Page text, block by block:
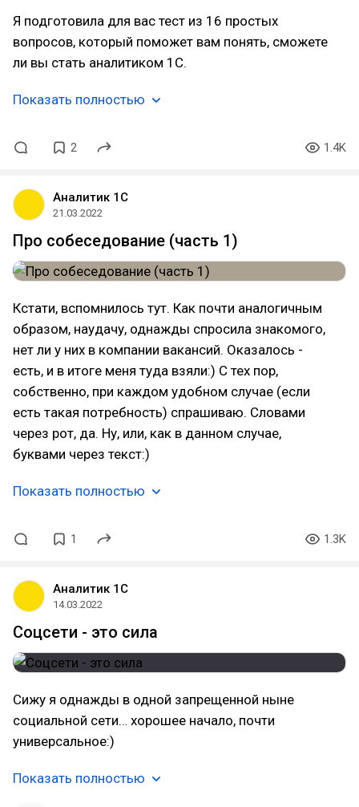
Я подготовила для вас тест из 16 простых
вопросов, который поможет вам понять, сможете
ли вы стать аналитиком 1С.
Показать полностью
2 1.4K
Аналитик 1С
21.03.2022
Про собеседование (часть 1)
Кстати, вспомнилось тут. Как почти аналогичным
образом, наудачу, однажды спросила знакомого,
нет ли у них в компании вакансий. Оказалось -
есть, и в итоге меня туда взяли:) С тех пор,
собственно, при каждом удобном случае (если
есть такая потребность) спрашиваю. Словами
через рот, да. Ну, или, как в данном случае,
буквами через текст:)
Показать полностью
1 1.3K
Аналитик 1С
14.03.2022
Соцсети - это сила
Сижу я однажды в одной запрещенной ныне
социальной сети… хорошее начало, почти
универсальное:)
Показать полностью